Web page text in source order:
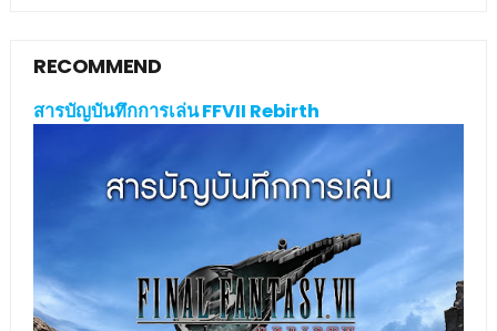
RECOMMEND
สารบัญบันทึกการเล่น FFVII Rebirth